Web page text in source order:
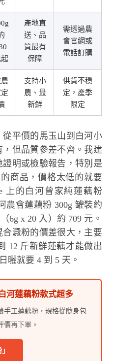
產地直
送、品
質最有
保障
需透過農
會官網或
電話訂購
支持小
農、最
新鮮
供貨不穩
定，產季
限定
平價的馬玉山到白河小
但品質參差不齊。我建
明或檢驗報告，特別是
商品，價格太低的就要
上的白河曾家純蓮藕粉
農會蓮藕粉 300g 罐裝約
6g x 20 入）約 709 元。
澱粉的價差很大，主要
12 斤新鮮蓮藕才能做出
曬就要 4 到 5 天。
河蓮藕粉款式超多
手工蓮藕粉，規格從隨身包
價再下單。